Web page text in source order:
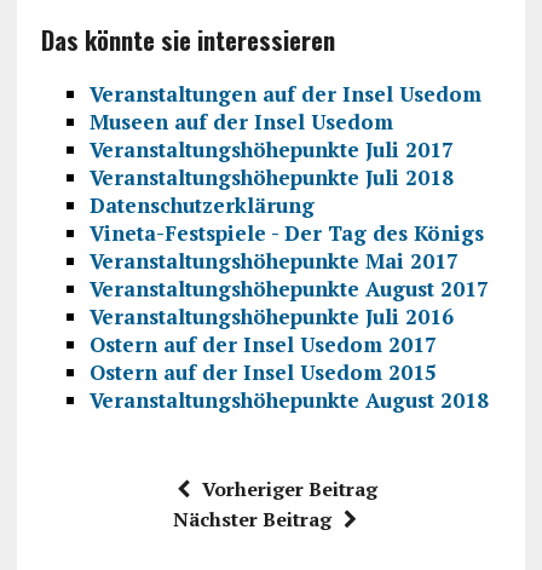
Das könnte sie interessieren
Veranstaltungen auf der Insel Usedom
Museen auf der Insel Usedom
Veranstaltungshöhepunkte Juli 2017
Veranstaltungshöhepunkte Juli 2018
Datenschutzerklärung
Vineta-Festspiele - Der Tag des Königs
Veranstaltungshöhepunkte Mai 2017
Veranstaltungshöhepunkte August 2017
Veranstaltungshöhepunkte Juli 2016
Ostern auf der Insel Usedom 2017
Ostern auf der Insel Usedom 2015
Veranstaltungshöhepunkte August 2018
Vorheriger Beitrag
Nächster Beitrag